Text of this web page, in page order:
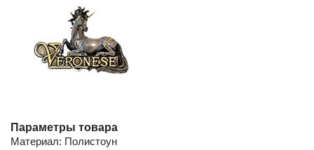
Параметры товара
Материал: Полистоун